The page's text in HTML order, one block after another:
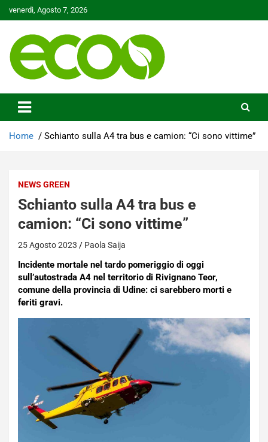
to
venerdì, Agosto 7, 2026
Ecoo.it
Home Schianto sulla A4 tra bus e camion: “Ci sono vittime”
NEWS GREEN
Schianto sulla A4 tra bus e
camion: “Ci sono vittime”
25 Agosto 2023 Paola Saija
Incidente mortale nel tardo pomeriggio di oggi
sull’autostrada A4 nel territorio di Rivignano Teor,
comune della provincia di Udine: ci sarebbero morti e
feriti gravi.